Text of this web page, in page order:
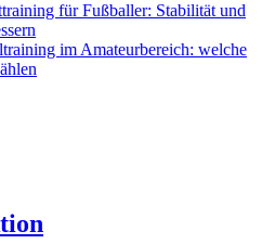
für Fußballer: Stabilität und
im Amateurbereich: welche